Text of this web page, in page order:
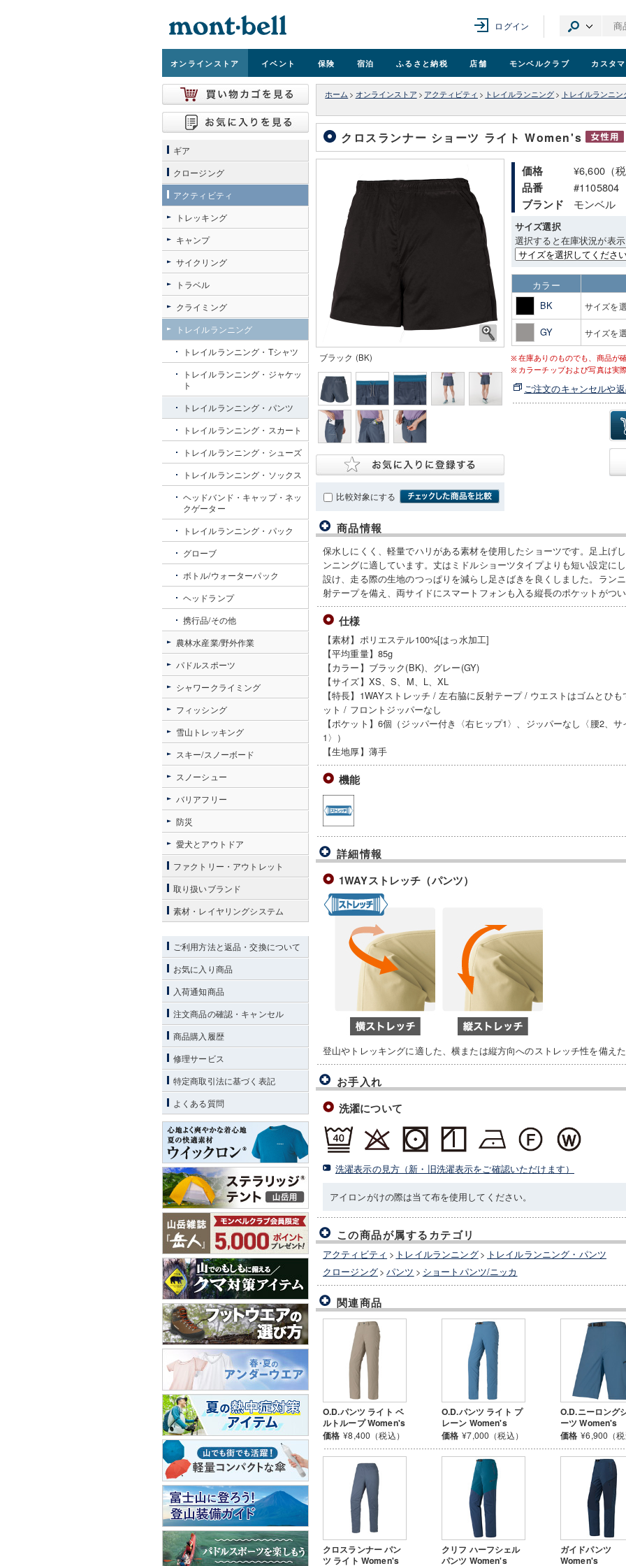
ログイン
オンラインストア イベント 保険 宿泊 ふるさと納税 店舗 モンベルクラブ カスタ
ホーム > オンラインストア > アクティビティ > トレイルランニング > トレイルランニ
クロスランナー ショーツ ライト Women's
ブラック (BK)
比較対象にする
価格 ¥6,600（税
品番 #1105804
ブランド モンベル
サイズ選択
選択すると在庫状況が表示
カラー
BK
サイズを
GY サイズを
在庫ありのものでも、商品が
カラーチップおよび写真は実
ご注文のキャンセルや
商品情報
保水しにくく、軽量でハリがある素材を使用したショーツです。足上げ
ンニングに適しています。丈はミドルショーツタイプよりも短い設定に
設け、走る際の生地のつっぱりを減らし足さばきを良くしました。ラン
射テープを備え、両サイドにスマートフォンも入る縦長のポケットがつい
仕様
【素材】ポリエステル100%[はっ水加工]
【平均重量】85g
【カラー】ブラック(BK)、グレー(GY)
【サイズ】XS、S、M、L、XL
【特長】1WAYストレッチ / 左右脇に反射テープ / ウエストはゴムとひ
ット / フロントジッパーなし
【ポケット】6個（ジッパー付き〈右ヒップ1〉、ジッパーなし〈腰2、
1〉）
【生地厚】薄手
機能
詳細情報
1WAYストレッチ（パンツ）
登山やトレッキングに適した、横または縦方向へのストレッチ性を備え
お手入れ
洗濯について
洗濯表示の見方（新・旧洗濯表示をご確認いただけます）
アイロンがけの際は当て布を使用してください。
この商品が属するカテゴリ
アクティビティ > トレイルランニング> トレイルランニング・パンツ
クロージング> パンツ > ショートパンツ/ニッカ
関連商品
O.D.パンツ ライト ベ
ルトループ Women's
価格 ¥8,400（税込）
O.D.パンツ ライト プ
レーン Women's
価格 ¥7,000（税込）
O.D.ニーロング
ーツ Women's
価格 ¥6,900（税
クロスランナー パン
ツ ライト Women's
クリフ ハーフシェル
パンツ Women's
ガイドパンツ
Women's
ギア
クロージング
アクティビティ
トレッキング
キャンプ
サイクリング
トラベル
クライミング
トレイルランニング
トレイルランニング・Tシャツ
トレイルランニング・ジャケッ
ト
トレイルランニング・パンツ
トレイルランニング・スカート
トレイルランニング・シューズ
トレイルランニング・ソックス
ヘッドバンド・キャップ・ネッ
クゲーター
トレイルランニング・パック
グローブ
ボトル/ウォーターパック
ヘッドランプ
携行品/その他
農林水産業/野外作業
パドルスポーツ
シャワークライミング
フィッシング
雪山トレッキング
スキー/スノーボード
スノーシュー
バリアフリー
防災
愛犬とアウトドア
ファクトリー・アウトレット
取り扱いブランド
素材・レイヤリングシステム
ご利用方法と返品・交換について
お気に入り商品
入荷通知商品
注文商品の確認・キャンセル
商品購入履歴
修理サービス
特定商取引法に基づく表記
よくある質問